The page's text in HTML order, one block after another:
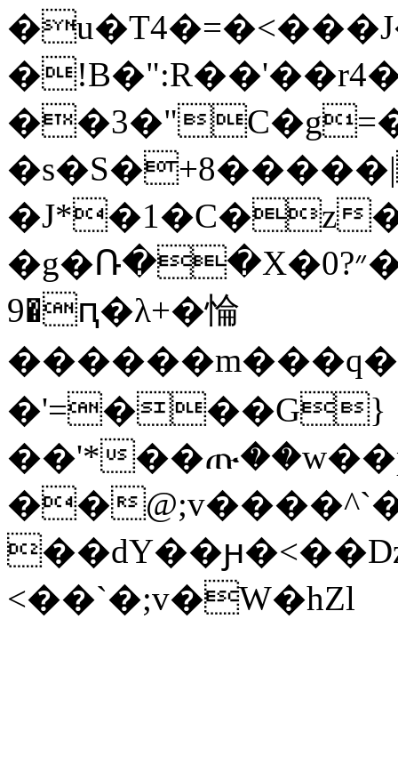
�J*�1�C�z
�g�Ռ��X�״?0��V��l���oq-�����
9�ԥ�λ+�惀
����
�'=���G}
��'*
��
<��`�;v�W�hZl